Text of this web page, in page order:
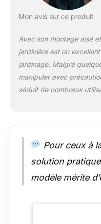
Mon avis sur ce produit
Avec son montage aisé
jardinière est un
jardinage. Malgré
manipuler avec
séduit de nombreux
Pour ceux à
solution
modèle mérite